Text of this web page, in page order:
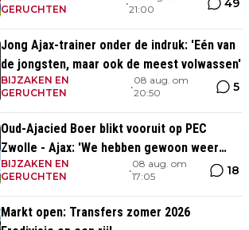
GERUCHTEN
•
21:00
49
Jong Ajax-trainer onder de indruk: 'Eén van
de jongsten, maar ook de meest volwassen'
BIJZAKEN EN
GERUCHTEN
•
08 aug. om
20:50
5
Oud-Ajacied Boer blikt vooruit op PEC
Zwolle - Ajax: 'We hebben gewoon weer
kans tegen Ajax'
BIJZAKEN EN
GERUCHTEN
•
08 aug. om
17:05
18
Markt open: Transfers zomer 2026